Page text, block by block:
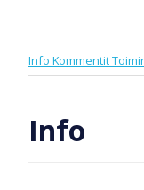
Info Kommentit
Info